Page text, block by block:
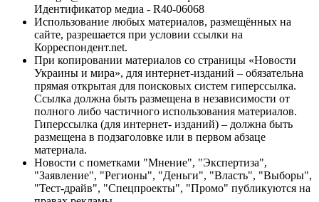
Идентификатор медиа - R40-06068
Использование любых материалов, размещённых на
сайте, разрешается при условии ссылки на
Корреспондент.net.
При копировании материалов со страницы «Новости
Украины и мира», для интернет-изданий – обязательна
прямая открытая для поисковых систем гиперссылка.
Ссылка должна быть размещена в независимости от
полного либо частичного использования материалов.
Гиперссылка (для интернет- изданий) – должна быть
размещена в подзаголовке или в первом абзаце
материала.
Новости с пометками "Мнение", "Экспертиза",
"Заявление", "Регионы", "Деньги", "Власть", "Выборы",
"Тест-драйв", "Спецпроекты", "Промо" публикуются на